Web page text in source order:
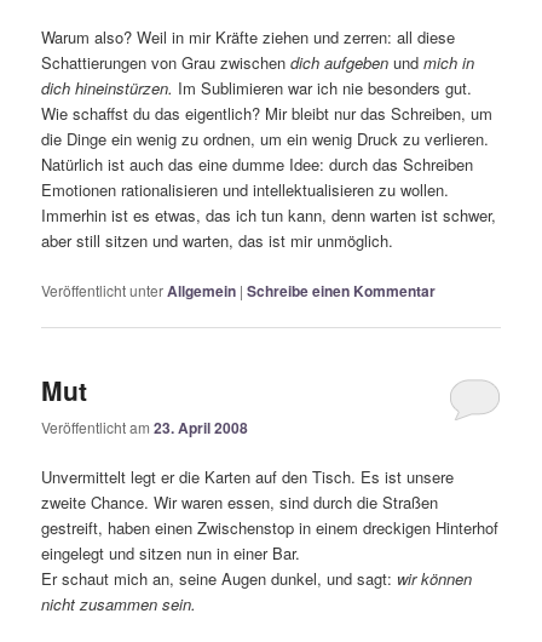
Warum also? Weil in mir Kräfte ziehen und zerren: all diese
Schattierungen von Grau zwischendich aufgeben undmich in
dich hineinstürzen. Im Sublimieren war ich nie besonders gut.
Wie schaffst du das eigentlich? Mir bleibt nur das Schreiben, um
die Dinge ein wenig zu ordnen, um ein wenig Druck zu verlieren.
Natürlich ist auch das eine dumme Idee: durch das Schreiben
Emotionen rationalisieren und intellektualisieren zu wollen.
Immerhin ist es etwas, das ich tun kann, denn warten ist schwer,
aber still sitzen und warten, das ist mir unmöglich.
Veröffentlicht unterAllgemein |Schreibe einen Kommentar
Mut
Veröffentlicht am23. April 2008
Unvermittelt legt er die Karten auf den Tisch. Es ist unsere
zweite Chance. Wir waren essen, sind durch die Straßen
gestreift, haben einen Zwischenstop in einem dreckigen Hinterhof
eingelegt und sitzen nun in einer Bar.
Er schaut mich an, seine Augen dunkel, und sagt: wir können
nicht zusammen sein.